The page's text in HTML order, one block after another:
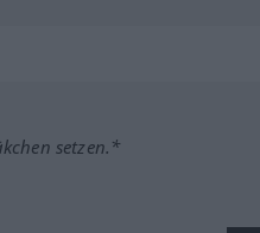
setzen.*